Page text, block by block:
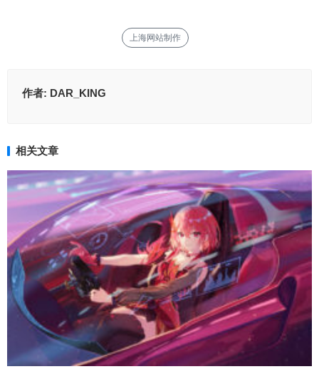
上海网站制作
作者: DAR_KING
相关文章